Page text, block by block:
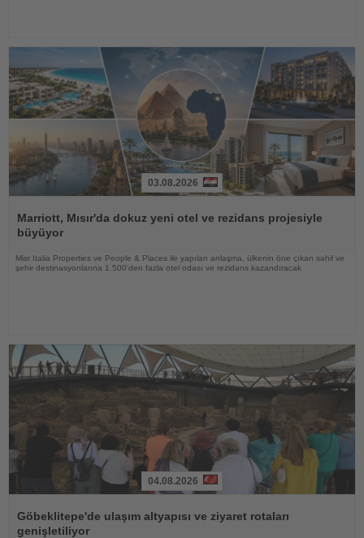
Oku
03.08.2026
Marriott, Mısır'da dokuz yeni otel ve rezidans projesiyle
büyüyor
Misr Italia Properties ve People & Places ile yapılan anlaşma, ülkenin öne çıkan sahil ve
şehir destinasyonlarına 1.500'den fazla otel odası ve rezidans kazandıracak
Oku
04.08.2026
Göbeklitepe'de ulaşım altyapısı ve ziyaret rotaları
genişletiliyor